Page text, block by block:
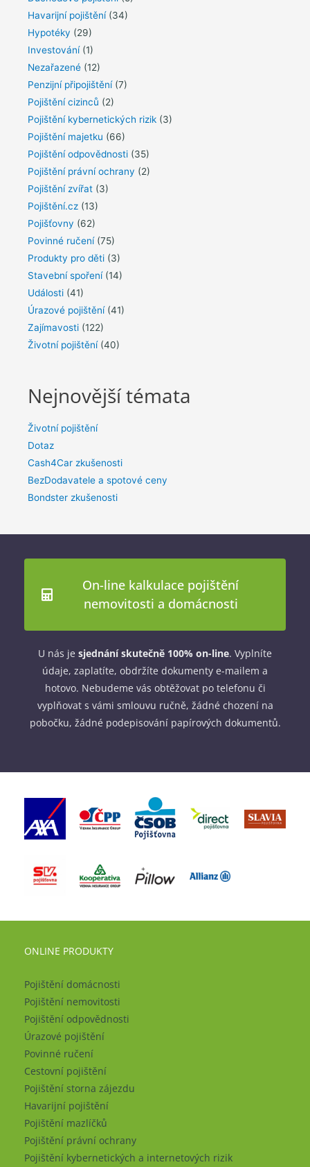
Havarijní pojištění(34)
Hypotéky (29)
Investování(1)
Nezařazené (12)
Penzijní připojištění(7)
Pojištění cizinců (2)
Pojištění kybernetických rizik (3)
Pojištění majetku (66)
Pojištění odpovědnosti (35)
Pojištění právní ochrany (2)
Pojištění zvířat (3)
Pojištění.cz (13)
Pojišťovny (62)
Povinné ručení(75)
Produkty pro děti (3)
Stavební spoření(14)
Události (41)
Úrazové pojištění(41)
Zajímavosti (122)
Životní pojištění(40)
Nejnovější témata
Životní pojištění
Dotaz
Cash4Car zkušenosti
BezDodavatele a spotové ceny
Bondster zkušenosti
On-line kalkulace pojištění
nemovitosti a domácnosti
U nás je sjednání skutečně 100% on-line. Vyplníte
údaje, zaplatíte, obdržíte dokumenty e-mailem a
hotovo. Nebudeme vás obtěžovat po telefonu či
vyplňovat s vámi smlouvu ručně, žádné chození na
pobočku, žádné podepisování papírových dokumentů.
ONLINE PRODUKTY
Pojištění domácnosti
Pojištění nemovitosti
Pojištění odpovědnosti
Úrazové pojištění
Povinné ručení
Cestovní pojištění
Pojištění storna zájezdu
Havarijní pojištění
Pojištění mazlíčků
Pojištění právní ochrany
Pojištění kybernetických a internetových rizik